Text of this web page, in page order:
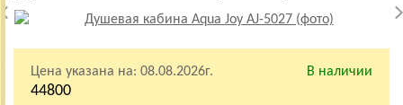
Цена указана на: 08.08.2026г. В наличии
44800